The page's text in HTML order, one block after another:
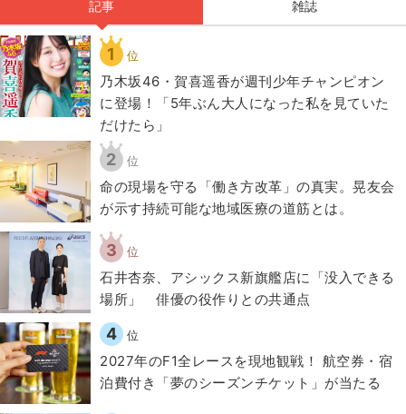
記事 雑誌
1 位
乃木坂46・賀喜遥香が週刊少年チャンピオン
に登場！「5年ぶん大人になった私を見ていた
だけたら」
2 位
​命の現場を守る「働き方改革」の真実。晃友会
が示す持続可能な地域医療の道筋とは。
3 位
石井杏奈、アシックス新旗艦店に「没入できる
場所」 俳優の役作りとの共通点
4 位
2027年のF1全レースを現地観戦！ 航空券・宿
泊費付き「夢のシーズンチケット」が当たる